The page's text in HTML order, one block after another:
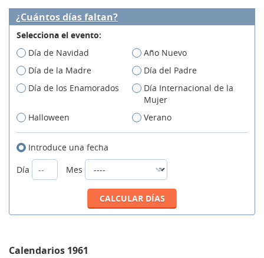
¿Cuántos días faltan?
Selecciona el evento:
Día de Navidad
Año Nuevo
Día de la Madre
Día del Padre
Día de los Enamorados
Día Internacional de la
Mujer
Halloween
Verano
Introduce una fecha
Día
Mes
Calendarios 1961